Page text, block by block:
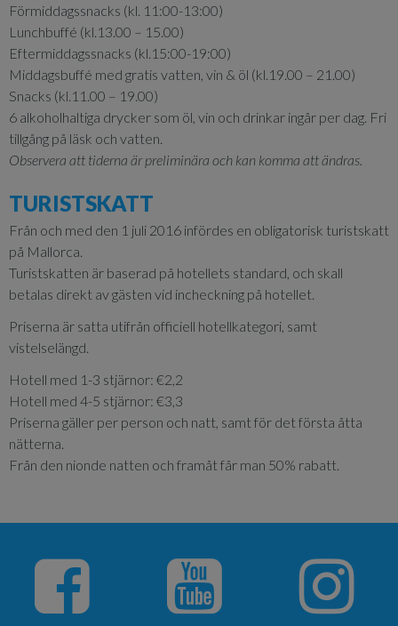
Förmiddagssnacks (kl. 11:00-13:00)
Lunchbuffé (kl.13.00 – 15.00)
Eftermiddagssnacks (kl.15:00-19:00)
Middagsbuffé med gratis vatten, vin & öl (kl.19.00 – 21.00)
Snacks (kl.11.00 – 19.00)
6 alkoholhaltiga drycker som öl, vin och drinkar ingår per dag. Fri
tillgång på läsk och vatten.
Observera att tiderna är preliminära och kan komma att ändras.
TURISTSKATT
Från och med den 1 juli 2016 infördes en obligatorisk turistskatt
på Mallorca.
Turistskatten är baserad på hotellets standard, och skall
betalas direkt av gästen vid incheckning på hotellet.
Priserna är satta utifrån officiell hotellkategori, samt
vistelselängd.
Hotell med 1-3 stjärnor: €2,2
Hotell med 4-5 stjärnor: €3,3
Priserna gäller per person och natt, samt för det första åtta
nätterna.
Från den nionde natten och framåt får man 50% rabatt.